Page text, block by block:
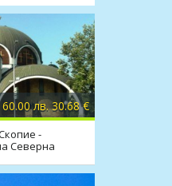
60.00 лв. 30.68 €
-
Северна